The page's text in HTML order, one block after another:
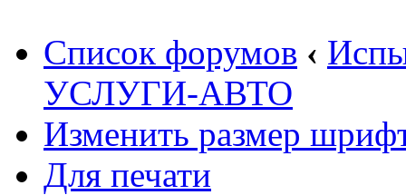
Список форумов ‹
УСЛУГИ-АВТО
Изменить размер
Для печати